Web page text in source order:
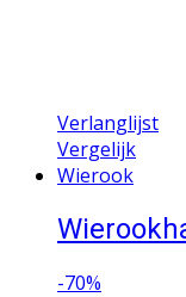
Verlanglijst
Vergelijk
Wierook
-70%